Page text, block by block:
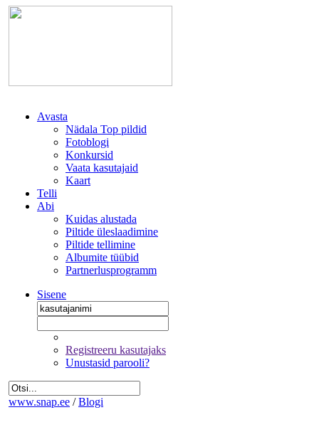
Avasta
Nädala Top pildid
Fotoblogi
Konkursid
Vaata kasutajaid
Kaart
Telli
Abi
Kuidas alustada
Piltide üleslaadimine
Piltide tellimine
Albumite tüübid
Partnerlusprogramm
Sisene
Registreeru kasutajaks
Unustasid parooli?
www.snap.ee / Blogi